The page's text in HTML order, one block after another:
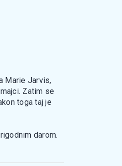
Marie Jarvis,
Zatim se
toga taj je
darom.